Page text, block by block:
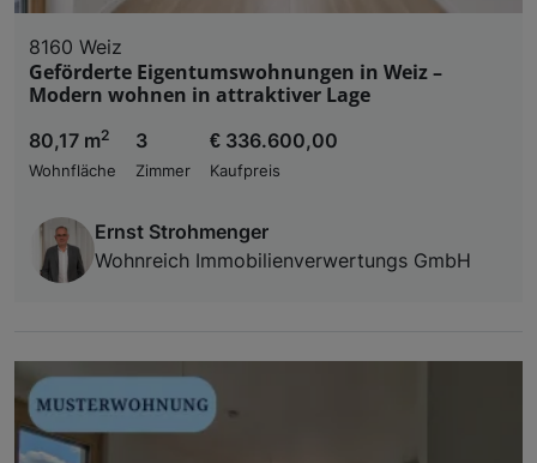
8160 Weiz
Geförderte Eigentumswohnungen in Weiz –
Modern wohnen in attraktiver Lage
80,17 m2
Wohnfläche
3
Zimmer
€ 336.600,00
Kaufpreis
Ernst Strohmenger
Wohnreich Immobilienverwertungs GmbH